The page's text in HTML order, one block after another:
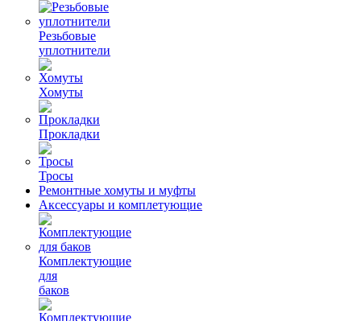
Резьбовые
уплотнители
Хомуты
Прокладки
Тросы
Ремонтные хомуты и муфты
Аксессуары и комплетующие
Комплектующие
для
баков